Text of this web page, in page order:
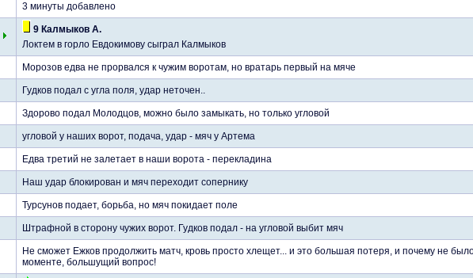
3 минуты добавлено
9 Калмыков А.
Локтем в горло Евдокимову сыграл Калмыков
Морозов едва не прорвался к чужим воротам, но вратарь первый на мяче
Гудков подал с угла поля, удар неточен..
Здорово подал Молодцов, можно было замыкать, но только угловой
угловой у наших ворот, подача, удар - мяч у Артема
Едва третий не залетает в наши ворота - перекладина
Наш удар блокирован и мяч переходит сопернику
Турсунов подает, борьба, но мяч покидает поле
Штрафной в сторону чужих ворот. Гудков подал - на угловой выбит мяч
Не сможет Ежков продолжить матч, кровь просто хлещет... и это большая потеря, и почему не
моменте, большущий вопрос!